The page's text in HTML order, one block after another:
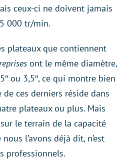
ceux-ci ne doivent jamais
000 tr/min.
plateaux que contiennent
ont le même diamètre,
ou 3,5″, ce qui montre bien
ces derniers réside dans
plateaux ou plus. Mais
le terrain de la capacité
l’avons déjà dit, n’est
professionnels.